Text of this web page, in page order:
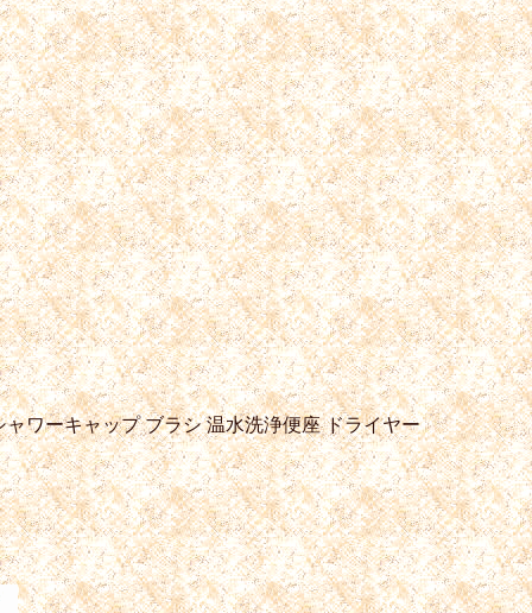
ワーキャップブラシ温水洗浄便座ドライヤー